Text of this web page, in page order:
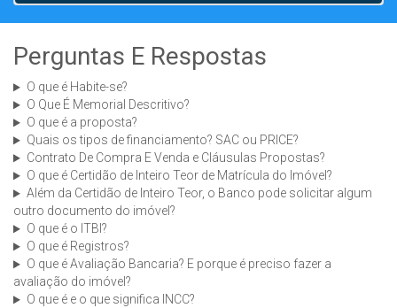
Perguntas E Respostas
O que é Habite-se?
O Que É Memorial Descritivo?
O que é a proposta?
Quais os tipos de financiamento? SAC ou PRICE?
Contrato De Compra E Venda e Cláusulas Propostas?
O que é Certidão de Inteiro Teor de Matrícula do Imóvel?
Além da Certidão de Inteiro Teor, o Banco pode solicitar algum
outro documento do imóvel?
O que é o ITBI?
O que é Registros?
O que é Avaliação Bancaria? E porque é preciso fazer a
avaliação do imóvel?
O que é e o que significa INCC?